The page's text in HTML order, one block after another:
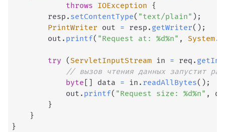
throws IOException {
        resp
. setContentType( "text/plain" ) ;
PrintWriter out = resp . getWriter( ) ;
        out
. printf( "Request at: %d%n" , System.
try (ServletInputStream in = req .
// вызов чтения данных запустит
byte [ ] data = in . readAllBytes( ) ;
            out
. printf( "Request size: %d%n" ,
}
}
}